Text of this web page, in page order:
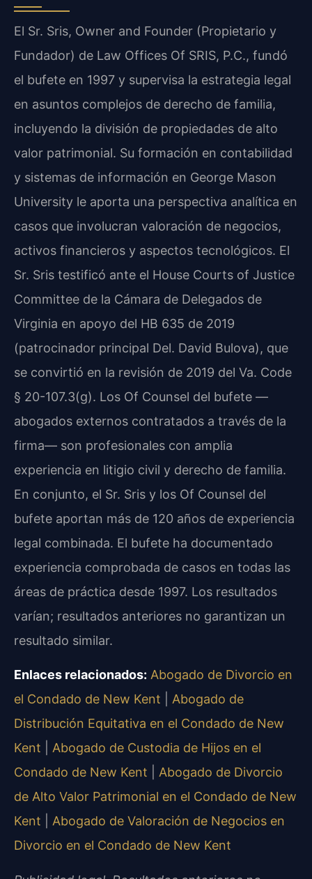
El Sr. Sris, Owner and Founder (Propietario y
Fundador) de Law Offices Of SRIS, P.C., fundó
el bufete en 1997 y supervisa la estrategia legal
en asuntos complejos de derecho de familia,
incluyendo la división de propiedades de alto
valor patrimonial. Su formación en contabilidad
y sistemas de información en George Mason
University le aporta una perspectiva analítica en
casos que involucran valoración de negocios,
activos financieros y aspectos tecnológicos. El
Sr. Sris testificó ante el House Courts of Justice
Committee de la Cámara de Delegados de
Virginia en apoyo del HB 635 de 2019
(patrocinador principal Del. David Bulova), que
se convirtió en la revisión de 2019 del Va. Code
§ 20-107.3(g). Los Of Counsel del bufete —
abogados externos contratados a través de la
firma— son profesionales con amplia
experiencia en litigio civil y derecho de familia.
En conjunto, el Sr. Sris y los Of Counsel del
bufete aportan más de 120 años de experiencia
legal combinada. El bufete ha documentado
experiencia comprobada de casos en todas las
áreas de práctica desde 1997. Los resultados
varían; resultados anteriores no garantizan un
resultado similar.
Enlaces relacionados: Abogado de Divorcio en
el Condado de New Kent
Abogado de
Distribución Equitativa en el Condado de New
Kent
Abogado de Custodia de Hijos en el
Condado de New Kent
Abogado de Divorcio
de Alto Valor Patrimonial en el Condado de New
Kent
Abogado de Valoración de Negocios en
Divorcio en el Condado de New Kent